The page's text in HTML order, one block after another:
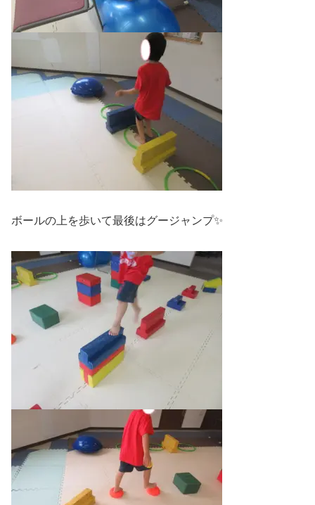
ボールの上を歩いて最後はグージャンプ✨